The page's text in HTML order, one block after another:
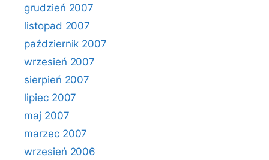
grudzień 2007
listopad 2007
październik 2007
wrzesień 2007
sierpień 2007
lipiec 2007
maj 2007
marzec 2007
wrzesień 2006